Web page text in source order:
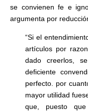
se convienen fe e
argumenta por
“Si el
artículos por
dado creerlos,
deficiente
perfecto. por
mayor utilidad
que, puesto